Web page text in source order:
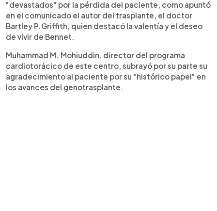
"devastados" por la pérdida del paciente, como apuntó
en el comunicado el autor del trasplante, el doctor
Bartley P.Griffith, quien destacó la valentía y el deseo
de vivir de Bennet.
Muhammad M. Mohiuddin, director del programa
cardiotorácico de este centro, subrayó por su parte su
agradecimiento al paciente por su "histórico papel" en
los avances del genotrasplante.